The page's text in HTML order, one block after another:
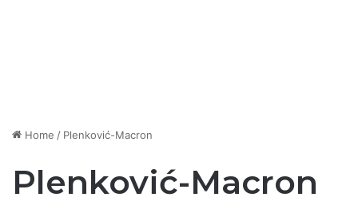
Home / Plenković-Macron
Plenković-Macron